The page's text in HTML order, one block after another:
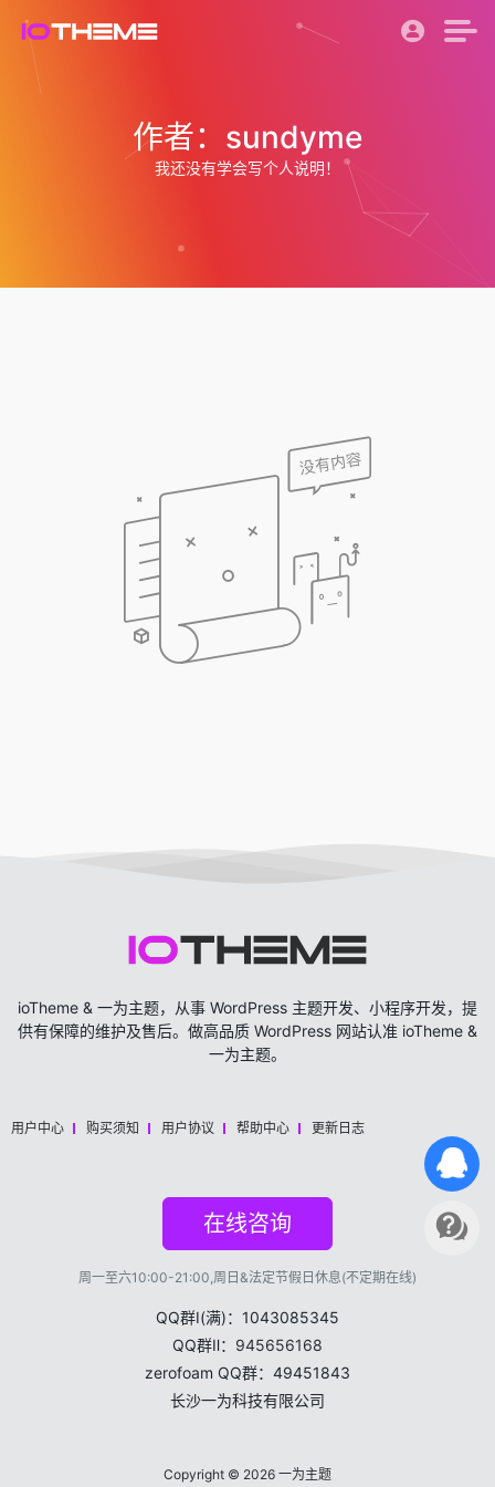
作者：sundyme
我还没有学会写个人说明！
ioTheme & 一为主题，从事 WordPress 主题开发、小程序开发，提
供有保障的维护及售后。做高品质 WordPress 网站认准 ioTheme &
一为主题。
用户中心 购买须知 用户协议 帮助中心 更新日志
在线咨询
周一至六10:00-21:00,周日&法定节假日休息(不定期在线)
QQ群Ⅰ(满)：1043085345
QQ群Ⅱ： 945656168
zerofoam QQ群：49451843
长沙一为科技有限公司
Copyright © 2026 一为主题